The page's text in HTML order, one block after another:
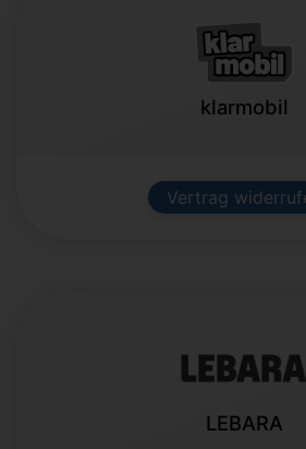
klarmobil
Vertrag
LEBARA